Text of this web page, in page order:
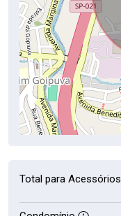
Total para Acessórios